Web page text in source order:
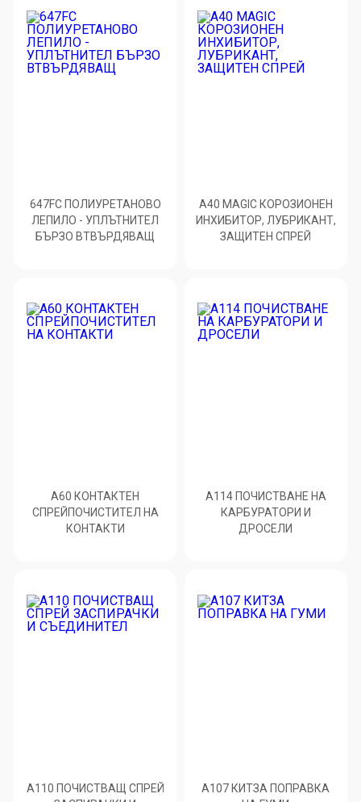
647FC ПОЛИУРЕТАНОВО
ЛЕПИЛО - УПЛЪТНИТЕЛ
БЪРЗО ВТВЪРДЯВАЩ
A40 MAGIC КОРОЗИОНЕН
ИНХИБИТОР, ЛУБРИКАНТ,
ЗАЩИТЕН СПРЕЙ
A60 КОНТАКТЕН
СПРЕЙПОЧИСТИТЕЛ НА
КОНТАКТИ
A114 ПОЧИСТВАНЕ НА
КАРБУРАТОРИ И
ДРОСЕЛИ
A110 ПОЧИСТВАЩ СПРЕЙ
A107 КИТЗА ПОПРАВКА